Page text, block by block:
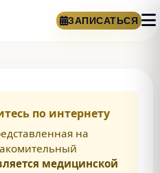
ЗАПИСАТЬСЯ
по интернету
на
медицинской